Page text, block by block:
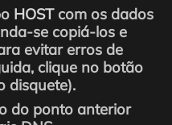
HOSTcom os dados
se copiá-los e
evitar erros de
clique no botão
disquete).
do ponto anterior